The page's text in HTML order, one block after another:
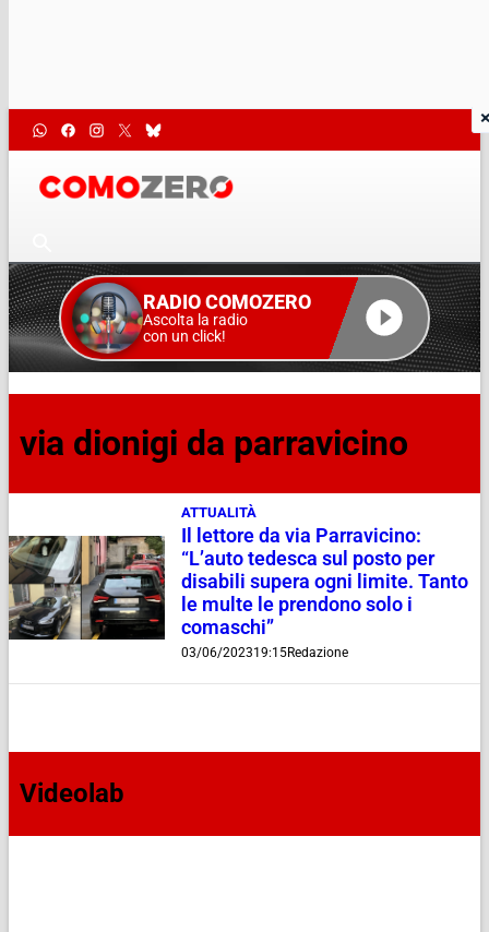
RADIO COMOZERO
Ascolta la radio
con un click!
via dionigi da parravicino
ATTUALITÀ
Il lettore da via Parravicino:
“L’auto tedesca sul posto per
disabili supera ogni limite. Tanto
le multe le prendono solo i
comaschi”
03/06/202319:15Redazione
Videolab